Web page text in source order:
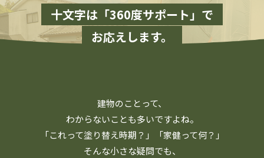
十文字は「360度サポート」で
お応えします。
建物のことって、
わからないことも多いですよね。
「これって塗り替え時期？」「家健って何？」
そんな小さな疑問でも、